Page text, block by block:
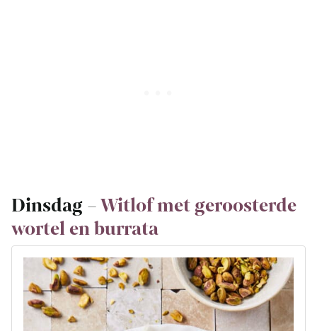
Dinsdag –Witlof met geroosterde
wortel en burrata